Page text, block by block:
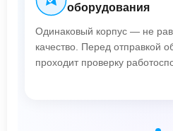
оборудования
Одинаковый корпус — не
качество. Перед отправкой
проходит проверку